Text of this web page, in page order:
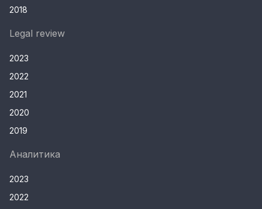
2018
Legal review
2023
2022
2021
2020
2019
Аналитика
2023
2022